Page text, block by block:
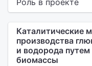
Роль в проекте
Каталитические
производства
и водорода
биомассы